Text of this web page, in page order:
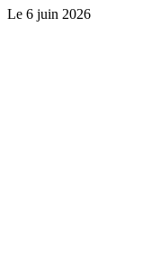
Le 6 juin 2026